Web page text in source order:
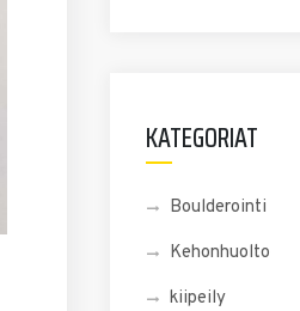
KATEGORIAT
Boulderointi
Kehonhuolto
kiipeily